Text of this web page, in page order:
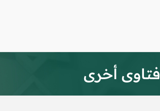
فتاوى أخرى